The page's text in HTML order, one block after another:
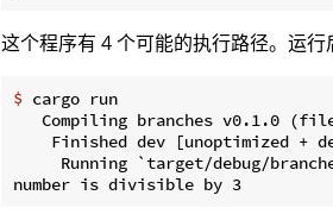
这个程序有 4 个可能的执行路径。运行
$ cargo run
Compiling branches v0.1.0
Finished dev [unoptimized +
Running `target/debug/